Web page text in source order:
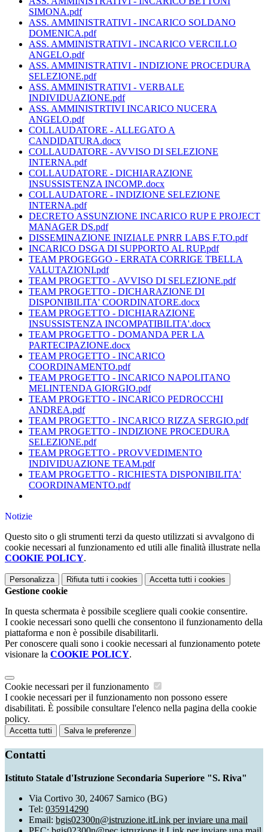
SIMONA.pdf
ASS. AMMINISTRATIVI - INCARICO SOLDANO
DOMENICA.pdf
ASS. AMMINISTRATIVI - INCARICO VERCILLO
ANGELO.pdf
ASS. AMMINISTRATIVI - INDIZIONE PROCEDURA
SELEZIONE.pdf
ASS. AMMINISTRATIVI - VERBALE
INDIVIDUAZIONE.pdf
ASS. AMMINISTRTIVI INCARICO NUCERA
ANGELO.pdf
COLLAUDATORE - ALLEGATO A
CANDIDATURA.docx
COLLAUDATORE - AVVISO DI SELEZIONE
INTERNA.pdf
COLLAUDATORE - DICHIARAZIONE
INSUSSISTENZA INCOMP..docx
COLLAUDATORE - INDIZIONE SELEZIONE
INTERNA.pdf
DECRETO ASSUNZIONE INCARICO RUP E PROJECT
MANAGER DS.pdf
DISSEMINAZIONE INIZIALE PNRR LABS F.TO.pdf
INCARICO DSGA DI SUPPORTO AL RUP.pdf
TEAM PROGEGGO - ERRATA CORRIGE TBELLA
VALUTAZIONI.pdf
TEAM PROGETTO - AVVISO DI SELEZIONE.pdf
TEAM PROGETTO - DICHARAZIONE DI
DISPONIBILITA' COORDINATORE.docx
TEAM PROGETTO - DICHIARAZIONE
INSUSSISTENZA INCOMPATIBILITA'.docx
TEAM PROGETTO - DOMANDA PER LA
PARTECIPAZIONE.docx
TEAM PROGETTO - INCARICO
COORDINAMENTO.pdf
TEAM PROGETTO - INCARICO NAPOLITANO
MELINTENDA GIORGIO.pdf
TEAM PROGETTO - INCARICO PEDROCCHI
ANDREA.pdf
TEAM PROGETTO - INCARICO RIZZA SERGIO.pdf
TEAM PROGETTO - INDIZIONE PROCEDURA
SELEZIONE.pdf
TEAM PROGETTO - PROVVEDIMENTO
INDIVIDUAZIONE TEAM.pdf
TEAM PROGETTO - RICHIESTA DISPONIBILITA'
COORDINAMENTO.pdf
Notizie
Questo sito o gli strumenti terzi da questo utilizzati si avvalgono di
cookie necessari al funzionamento ed utili alle finalità illustrate nella
COOKIE POLICY.
Personalizza Rifiuta tutti i cookies Accetta tutti i cookies
Gestione cookie
In questa schermata è possibile scegliere quali cookie consentire.
I cookie necessari sono quelli che consentono il funzionamento della
piattaforma e non è possibile disabilitarli.
Per conoscere quali sono i cookie necessari al funzionamento potete
visionare la COOKIE POLICY.
Cookie necessari per il funzionamento
I cookie necessari per il funzionamento non possono essere
disabilitati. È possibile consultare l'elenco nella pagina della cookie
policy.
Accetta tutti Salva le preferenze
Contatti
Istituto Statale d'Istruzione Secondaria Superiore "S. Riva"
Via Cortivo 30, 24067 Sarnico (BG)
Tel: 035914290
Email: bgis02300n@istruzione.itLink per inviare una mail